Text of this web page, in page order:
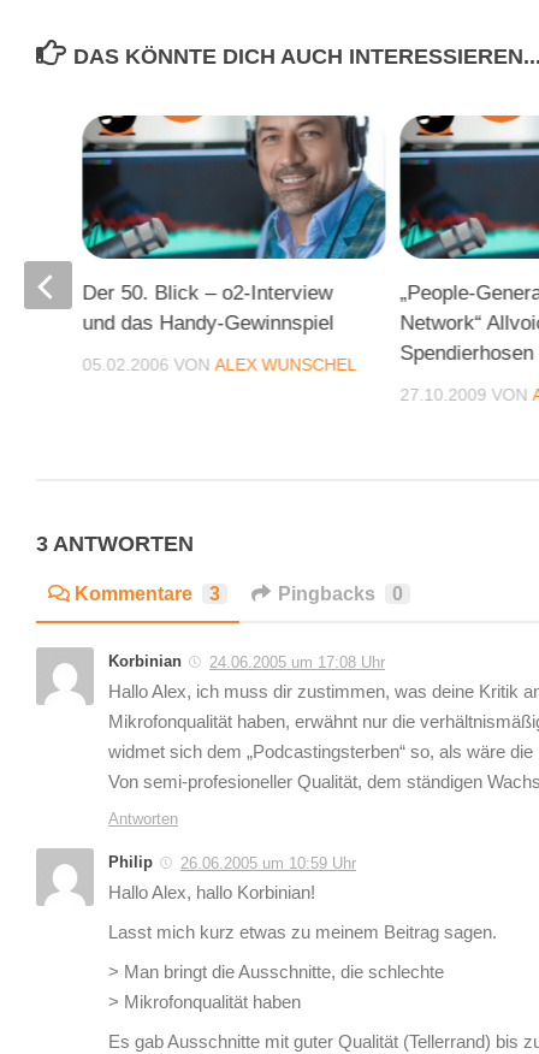
DAS KÖNNTE DICH AUCH
„People-
Network“
Spendierhosen
27.10.2009 VON
Der 50. Blick – o2-Interview
und das Handy-Gewinnspiel
05.02.2006 VONALEX WUNSCHEL
3 ANTWORTEN
Kommentare 3 Pingbacks 0
Korbinian 24.06.2005 um 17:08 Uhr
Hallo Alex, ich muss dir zustimmen, was deine Kritik
Mikrofonqualität haben, erwähnt nur die
widmet sich dem „Podcastingsterben“ so, als wäre
Von semi-profesioneller Qualität, dem ständigen
Antworten
Philip 26.06.2005 um 10:59 Uhr
Hallo Alex, hallo Korbinian!
Lasst mich kurz etwas zu meinem Beitrag sagen.
> Man bringt die Ausschnitte, die schlechte
> Mikrofonqualität haben
Es gab Ausschnitte mit guter Qualität (Tellerrand) bis